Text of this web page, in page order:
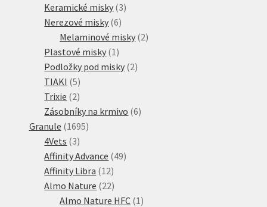
Keramické misky 33
Nerezové misky 66
produktů
Melaminové misky 22
Plastové misky 1 1
produkt
Podložky pod misky 22
TIAKI 55
produktů
Trixie 22
produkty
Zásobníky na krmivo 66
Granule 16951695
4Vets 33
produkty
Affinity Advance 4949
Affinity Libra 1212
produktů
Almo Nature 2222
produktů
Almo Nature HFC 1 1